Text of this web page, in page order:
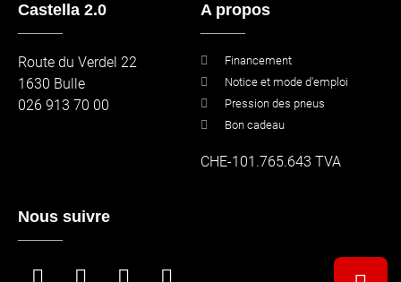
Castella 2.0
Route du Verdel 22
1630 Bulle
026 913 70 00
A propos
Financement
Notice et mode d'emploi
Pression des pneus
Bon cadeau
CHE-101.765.643 TVA
Nous suivre